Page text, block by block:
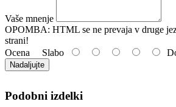
Vaše mnenje
OPOMBA: HTML se ne prevaja v druge
strani!
Ocena Slabo
Nadaljujte
Podobni izdelki